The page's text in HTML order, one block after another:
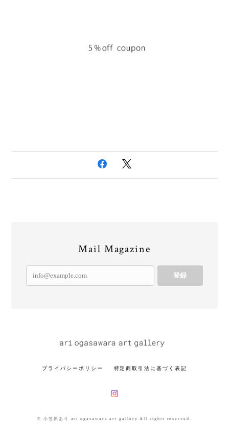
Mail Magazine
登録
プライバシーポリシー 特定商取引法に基づく表記
© 小笠原あり ari ogasawara art gallery All rights reserved.